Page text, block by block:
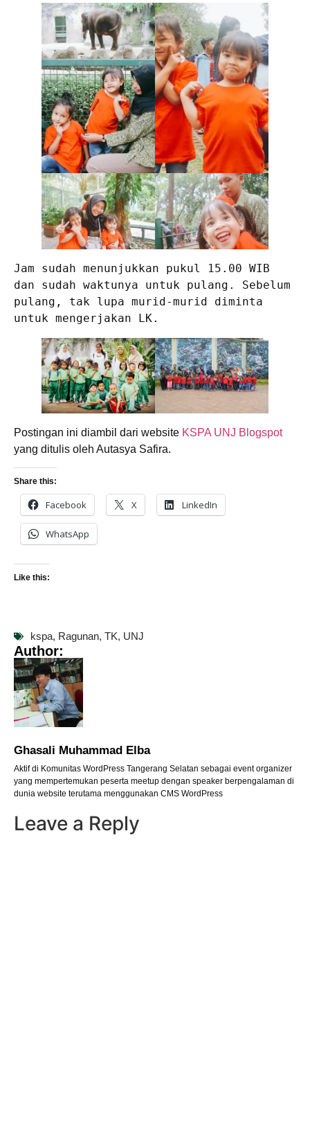
Jam sudah menunjukkan pukul 15.00 WIB
dan sudah waktunya untuk pulang. Sebelum
pulang, tak lupa murid-murid diminta
untuk mengerjakan LK.
Postingan ini diambil dari website KSPA UNJ Blogspot
yang ditulis oleh Autasya Safira.
Share this:
Facebook X LinkedIn
WhatsApp
Like this:
kspa, Ragunan, TK, UNJ
Author:
Ghasali Muhammad Elba
Aktif di Komunitas WordPress Tangerang Selatan sebagai event organizer
yang mempertemukan peserta meetup dengan speaker berpengalaman di
dunia website terutama menggunakan CMS WordPress
Leave a Reply